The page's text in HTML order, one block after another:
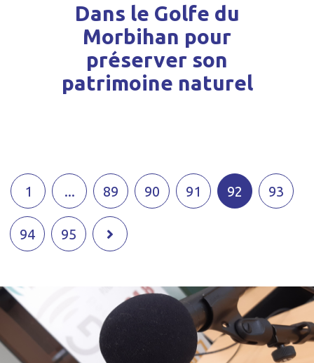
Dans le Golfe du
Morbihan pour
préserver son
patrimoine naturel
1 ... 89 90 91 92 93
94 95